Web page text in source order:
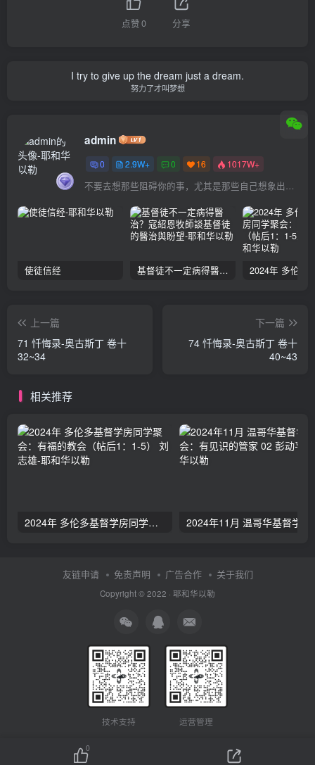
点赞0 分享
I try to give up the dream just a dream.
努力了才叫梦想
admin
0 2.9W+ 0 16 1017W+
不要去想那些阻碍你的事，尤其是那些自己想象出来的事
使徒信经 基督徒不一定病得醫治？寇紹恩牧師談基督徒的醫治與盼望
上一篇
71 忏悔录-奥古斯丁 卷十
32~34
下一篇
74 忏悔录-奥古斯丁 卷十
40~43
相关推荐
2024年 多伦多基督学房同学聚会：有福的教会（帖后1：1-5） 刘志雄
友链申请 免责声明 广告合作 关于我们
Copyright © 2022 · 耶和华以勒
技术支持 运营管理
0